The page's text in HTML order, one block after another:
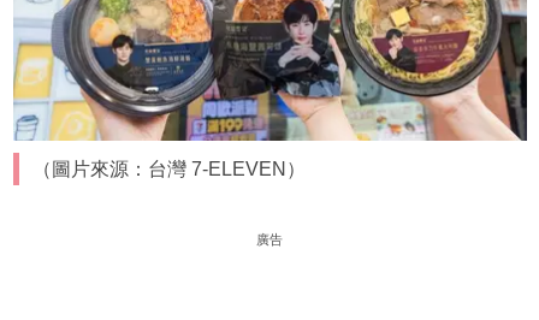
（圖片來源：台灣 7-ELEVEN）
廣告